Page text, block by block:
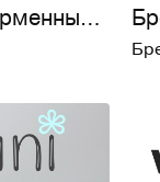
Вино | Этикетка | Упаковка | Фирменный стиль